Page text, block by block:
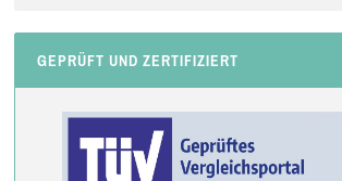
GEPRÜFT UND ZERTIFIZIERT